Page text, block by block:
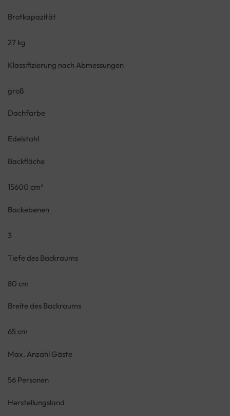
Brotkapazität
27 kg
Klassifizierung nach Abmessungen
groß
Dachfarbe
Edelstahl
Backfläche
15600 cm²
Backebenen
3
Tiefe des Backraums
80 cm
Breite des Backraums
65 cm
Max. Anzahl Gäste
56 Personen
Herstellungsland